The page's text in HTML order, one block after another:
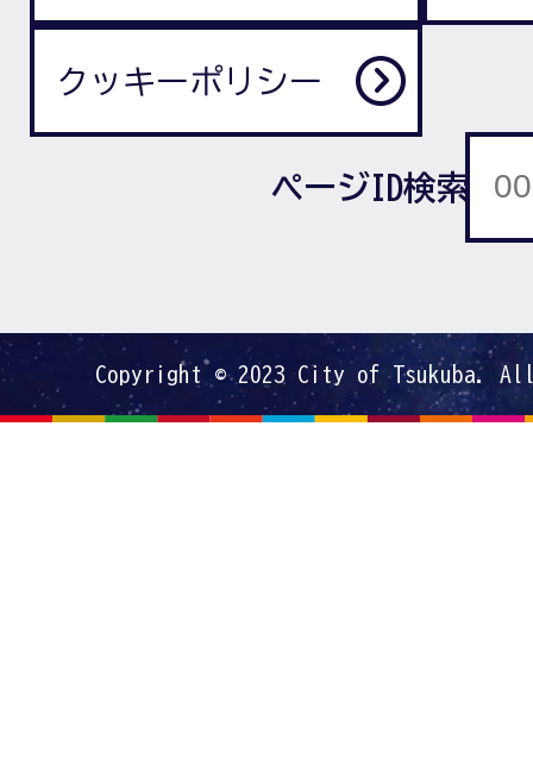
クッキーポリシー
ページID検索
Copyright © 2023 City of Tsukuba.